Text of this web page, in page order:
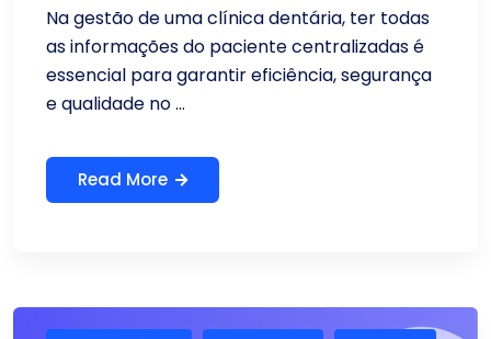
Na gestão de uma clínica dentária, ter todas
as informações do paciente centralizadas é
essencial para garantir eficiência, segurança
e qualidade no ...
Read More